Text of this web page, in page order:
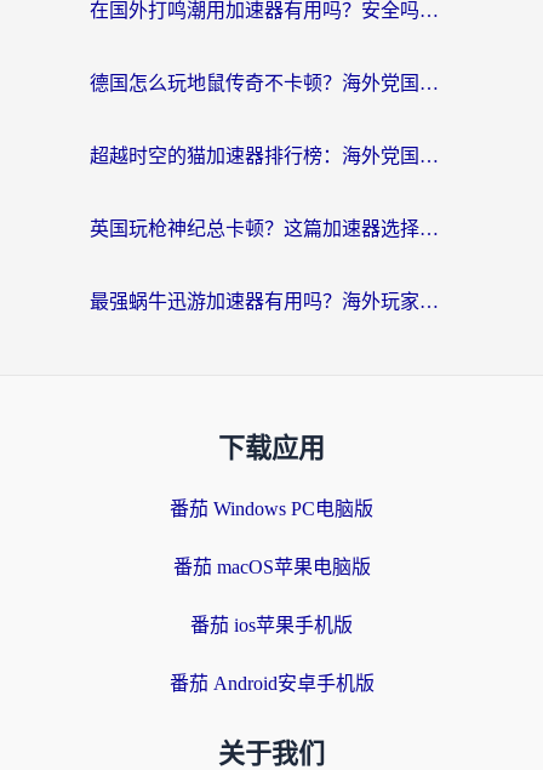
在国外打鸣潮用加速器有用吗？安全吗？海外玩家国服游戏加速全指南
德国怎么玩地鼠传奇不卡顿？海外党国服游戏加速全攻略（含战双EVE实用指南）
超越时空的猫加速器排行榜：海外党国服游戏不卡顿的终极选择指南
英国玩枪神纪总卡顿？这篇加速器选择指南帮你告别延迟（附实测推荐）
最强蜗牛迅游加速器有用吗？海外玩家国服游戏加速避坑指南（附德国玩忍者必须死3流星蝴蝶剑解决办法）
下载应用
番茄 Windows PC电脑版
番茄 macOS苹果电脑版
番茄 ios苹果手机版
番茄 Android安卓手机版
关于我们